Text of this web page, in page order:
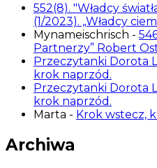
552(8). "Władcy
(1/2023). „Władcy
Mynameischrisch -
Partnerzy” Robert
Przeczytanki Dorota
krok naprzód.
Przeczytanki Dorota
krok naprzód.
Marta - Krok wstecz,
Archiwa